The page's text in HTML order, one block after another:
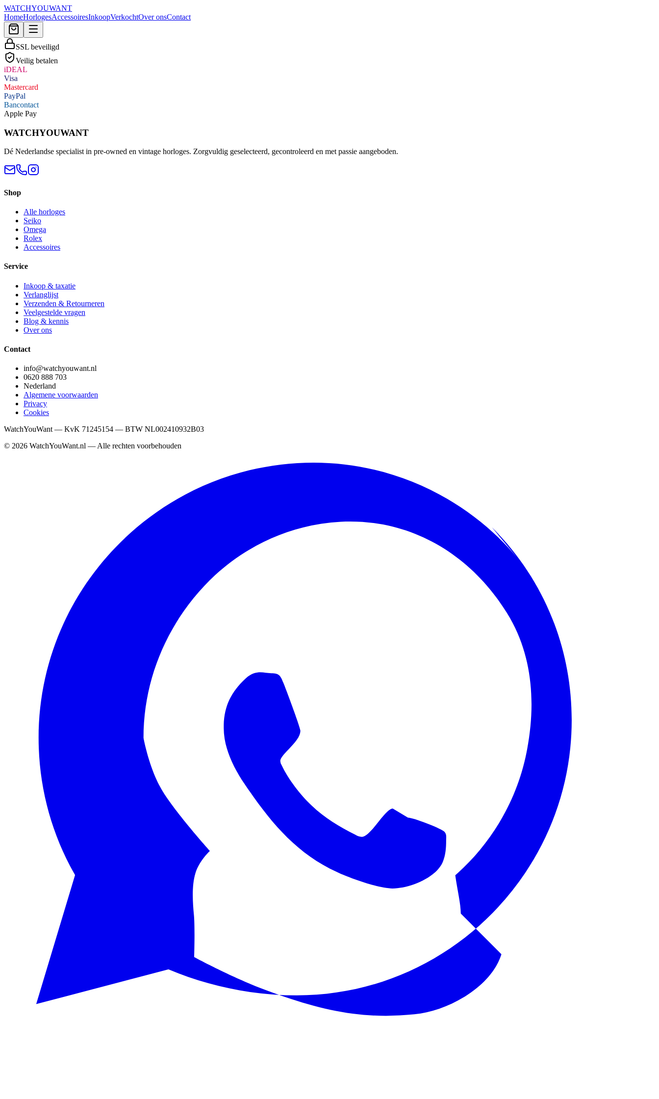
WATCHYOUWANT
HomeHorlogesAccessoiresInkoopVerkochtOver onsContact
SSL beveiligd
Veilig betalen
iDEAL
Visa
Mastercard
PayPal
Bancontact
Apple Pay
WATCHYOUWANT
Dé Nederlandse specialist in pre-owned en vintage horloges. Zorgvuldig geselecteerd, gecontroleerd en met passie aangeboden.
Shop
Alle horloges
Seiko
Omega
Rolex
Accessoires
Service
Inkoop & taxatie
Verlanglijst
Verzenden & Retourneren
Veelgestelde vragen
Blog & kennis
Over ons
Contact
info@watchyouwant.nl
0620 888 703
Nederland
Algemene voorwaarden
Privacy
Cookies
WatchYouWant — KvK 71245154 — BTW NL002410932B03
© 2026 WatchYouWant.nl — Alle rechten voorbehouden